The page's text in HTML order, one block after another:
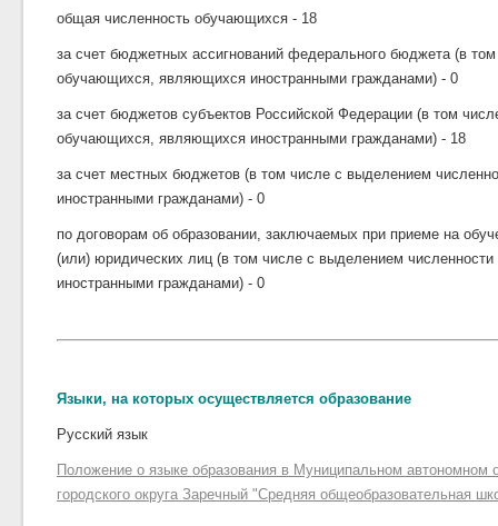
общая численность обучающихся - 18
за счет бюджетных ассигнований федерального бюджета (в
обучающихся, являющихся иностранными гражданами) - 0
за счет бюджетов субъектов Российской Федерации (в том
обучающихся, являющихся иностранными гражданами) - 18
за счет местных бюджетов (в том числе с выделением
иностранными гражданами) - 0
по договорам об образовании, заключаемых при приеме на
(или) юридических лиц (в том числе с выделением
иностранными гражданами) - 0
Языки, на которых осуществляется образование
Русский язык
Положение о языке образования в Муниципальном автономном
городского округа Заречный "Средняя общеобразовательная